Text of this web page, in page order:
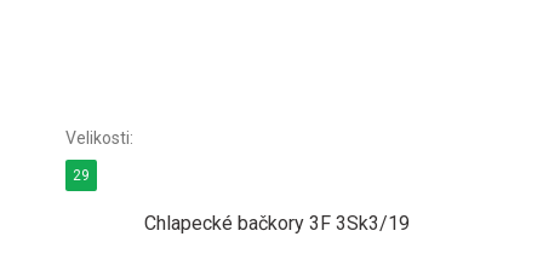
Chlapecké bačkory 3F 3Sk3/19
29